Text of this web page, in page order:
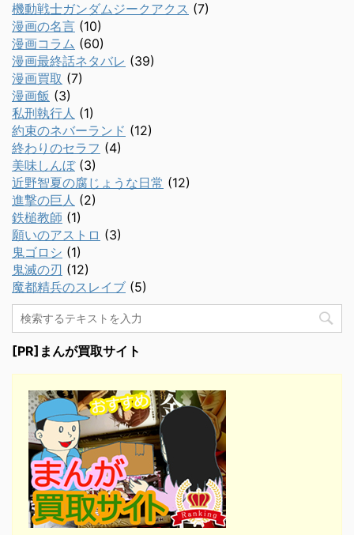
機動戦士ガンダムジークアクス (7)
漫画の名言 (10)
漫画コラム (60)
漫画最終話ネタバレ (39)
漫画買取 (7)
漫画飯 (3)
私刑執行人 (1)
約束のネバーランド (12)
終わりのセラフ (4)
美味しんぼ(3)
近野智夏の腐じょうな日常 (12)
進撃の巨人 (2)
鉄槌教師 (1)
願いのアストロ (3)
鬼ゴロシ (1)
鬼滅の刃 (12)
魔都精兵のスレイブ (5)
[PR]まんが買取サイト